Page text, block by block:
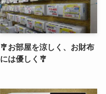
🎐お部屋を涼しく、お財布
には優しく🎐